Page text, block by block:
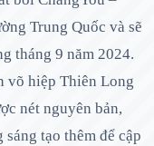
Trung Quốc và sẽ
tháng 9 năm 2024.
võ hiệp Thiên Long
nét nguyên bản,
tạo thêm để cập